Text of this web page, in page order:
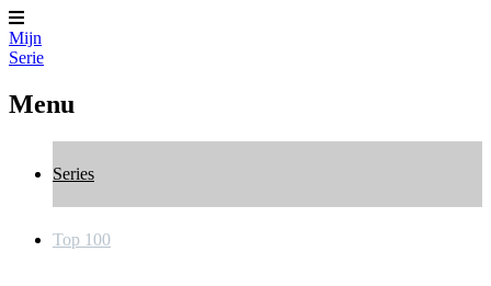
Mijn
Serie
Menu
Series
Top 100